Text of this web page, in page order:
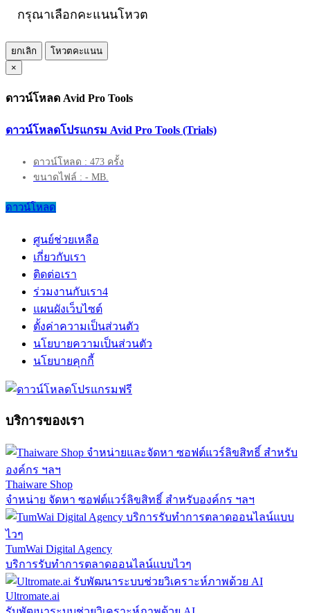
กรุณาเลือกคะแนนโหวต
ยกเลิก
โหวตคะแนน
×
ดาวน์โหลด Avid Pro Tools
ดาวน์โหลดโปรแกรม Avid Pro Tools (Trials)
ดาวน์โหลด : 473 ครั้ง
ขนาดไฟล์ : - MB.
ดาวน์โหลด
ศูนย์ช่วยเหลือ
เกี่ยวกับเรา
ติดต่อเรา
ร่วมงานกับเรา4
แผนผังเว็บไซต์
ตั้งค่าความเป็นส่วนตัว
นโยบายความเป็นส่วนตัว
นโยบายคุกกี้
บริการของเรา
Thaiware Shop
จำหน่าย จัดหา ซอฟต์แวร์ลิขสิทธิ์ สำหรับองค์กร ฯลฯ
TumWai Digital Agency
บริการรับทำการตลาดออนไลน์แบบไวๆ
Ultromate.ai